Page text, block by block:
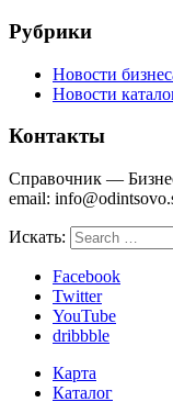
Рубрики
Новости
Новости
Контакты
Справочник —
email:
Искать:
Facebook
Twitter
YouTube
dribbble
Карта
Каталог